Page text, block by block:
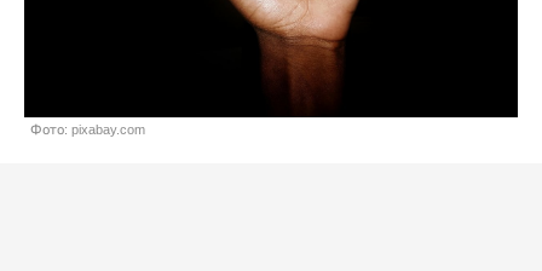
Фото: pixabay.com